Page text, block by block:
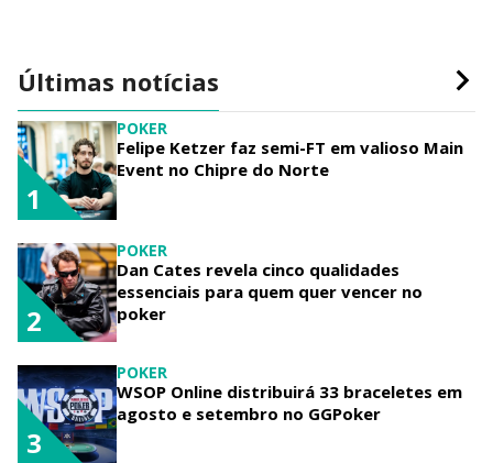
Últimas notícias
POKER
Felipe Ketzer faz semi-FT em valioso Main
Event no Chipre do Norte
1
POKER
Dan Cates revela cinco qualidades
essenciais para quem quer vencer no
poker
2
POKER
WSOP Online distribuirá 33 braceletes em
agosto e setembro no GGPoker
3